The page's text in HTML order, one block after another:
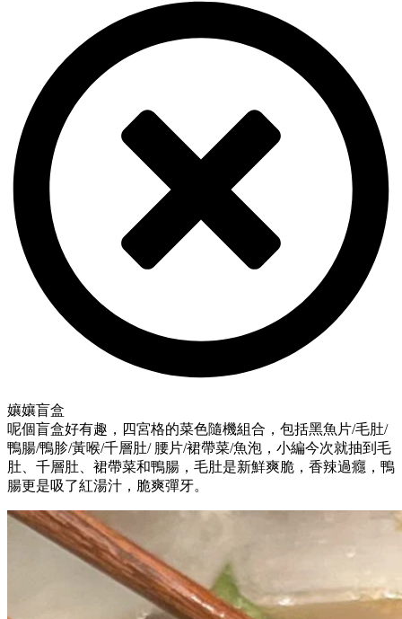
孃孃盲盒
呢個盲盒好有趣，四宮格的菜色隨機組合，包括黑魚片/毛肚/
鴨腸/鴨胗/黃喉/千層肚/ 腰片/裙帶菜/魚泡，小編今次就抽到毛
肚、千層肚、裙帶菜和鴨腸，毛肚是新鮮爽脆，香辣過癮，鴨
腸更是吸了紅湯汁，脆爽彈牙。